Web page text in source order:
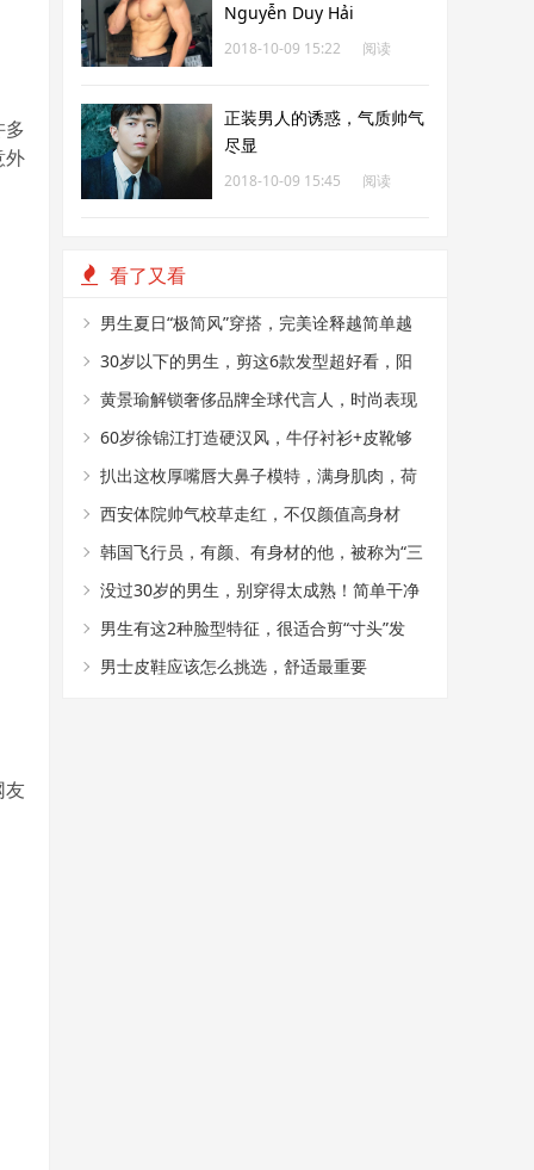
多
外
友
Nguyễn Duy Hải
2018-10-09 15:22
阅读
正装男人的诱惑，气质帅气
尽显
2018-10-09 15:45
阅读
看了又看
男生夏日“极简风”穿搭，完美诠释越简单越
帅气
30岁以下的男生，剪这6款发型超好看，阳
光又帅气
黄景瑜解锁奢侈品牌全球代言人，时尚表现
力真好
60岁徐锦江打造硬汉风，牛仔衬衫+皮靴够
时髦
扒出这枚厚嘴唇大鼻子模特，满身肌肉，荷
尔蒙爆棚
西安体院帅气校草走红，不仅颜值高身材
好，还是国家级田径运动员
韩国飞行员，有颜、有身材的他，被称为“三
十年一见的神颜”
没过30岁的男生，别穿得太成熟！简单干净
的T恤搭配，帅气又减龄
男生有这2种脸型特征，很适合剪“寸头”发
型，阳光又帅气
男士皮鞋应该怎么挑选，舒适最重要